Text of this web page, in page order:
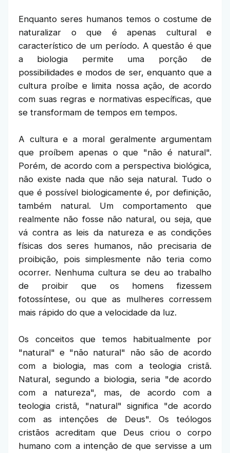
Enquanto seres humanos temos o costume de
naturalizar o que é apenas cultural e
característico de um período. A questão é que
a biologia permite uma porção de
possibilidades e modos de ser, enquanto que a
cultura proíbe e limita nossa ação, de acordo
com suas regras e normativas específicas, que
se transformam de tempos em tempos.
A cultura e a moral geralmente argumentam
que proíbem apenas o que "não é natural".
Porém, de acordo com a perspectiva biológica,
não existe nada que não seja natural. Tudo o
que é possível biologicamente é, por definição,
também natural. Um comportamento que
realmente não fosse não natural, ou seja, que
vá contra as leis da natureza e as condições
físicas dos seres humanos, não precisaria de
proibição, pois simplesmente não teria como
ocorrer. Nenhuma cultura se deu ao trabalho
de proibir que os homens fizessem
fotossíntese, ou que as mulheres corressem
mais rápido do que a velocidade da luz.
Os conceitos que temos habitualmente por
"natural" e "não natural" não são de acordo
com a biologia, mas com a teologia cristã.
Natural, segundo a biologia, seria "de acordo
com a natureza", mas, de acordo com a
teologia cristã, "natural" significa "de acordo
com as intenções de Deus". Os teólogos
cristãos acreditam que Deus criou o corpo
humano com a intenção de que servisse a um